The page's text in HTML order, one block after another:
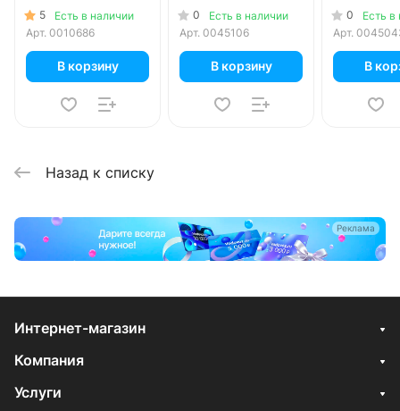
литра, без газа,
пэт, 12 шт. в уп.
5
Есть в наличии
Арт. 0010686
В корзину
шт. в уп.
0
Есть в наличии
Арт. 0045106
В корзину
0
Есть в
Арт.
В
Назад к списку
Реклама
Интернет-магазин
Компания
Услуги